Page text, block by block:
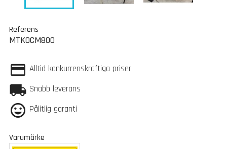
Referens
MTKOCM800
Alltid konkurrenskraftiga priser
Snabb leverans
Pålitlig garanti
Varumärke